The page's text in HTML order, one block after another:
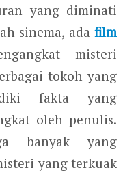
yang diminati
sinema, adafilm
misteri
tokoh yang
fakta yang
oleh penulis.
banyak yang
yang terkuak